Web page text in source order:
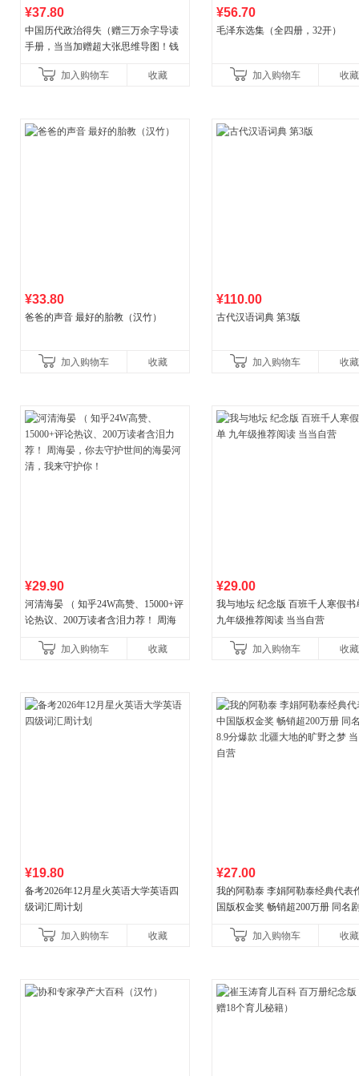
¥37.80
中国历代政治得失（赠三万余字导读
手册，当当加赠超大张思维导图！钱
书社最新修订！中学生
加入购物车 收藏
¥56.70
毛泽东选集（全四册，32开）
加入购物车 收藏
¥33.80
爸爸的声音 最好的胎教（汉竹）
加入购物车 收藏
¥110.00
古代汉语词典 第3版
加入购物车 收藏
¥29.90
河清海晏 （ 知乎24W高赞、15000+评
论热议、200万读者含泪力荐！ 周海
守护你！加入购物车 收藏
¥29.00
我与地坛 纪念版 百班千人寒假书
九年级推荐阅读 当当自营
加入购物车 收藏
¥19.80
备考2026年12月星火英语大学英语四
级词汇周计划
加入购物车 收藏
¥27.00
我的阿勒泰 李娟阿勒泰经典代表
国版权金奖 畅销超200万册 同名
加入购物车
收藏